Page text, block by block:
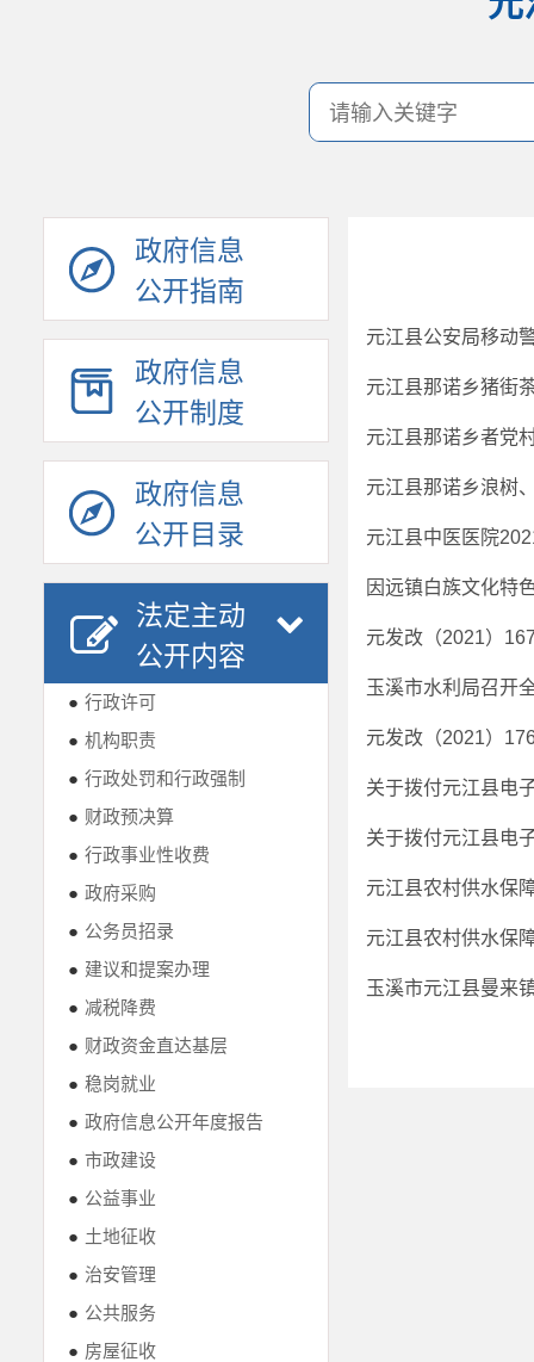
政府信息
公开指南
政府信息
公开制度
政府信息
公开目录
法定主动
公开内容
● 行政许可
● 机构职责
● 行政处罚和行政强制
● 财政预决算
● 行政事业性收费
● 政府采购
● 公务员招录
● 建议和提案办理
● 减税降费
● 财政资金直达基层
● 稳岗就业
● 政府信息公开年度报告
● 市政建设
● 公益事业
● 土地征收
● 治安管理
● 公共服务
● 房屋征收
元江县公安局移动
元江县那诺乡猪街
元江县那诺乡者党
因远镇白族文化特
玉溪市水利局召开
关于拨付元江县电
关于拨付元江县电
玉溪市元江县曼来